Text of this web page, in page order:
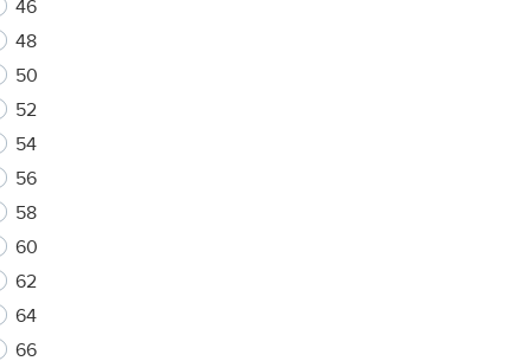
46
48
50
52
54
56
58
60
62
64
66